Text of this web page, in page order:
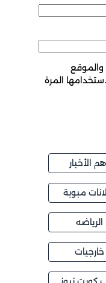
والموقع
المرة
الأخبار
مبوبة
الرياضه
خارجيات